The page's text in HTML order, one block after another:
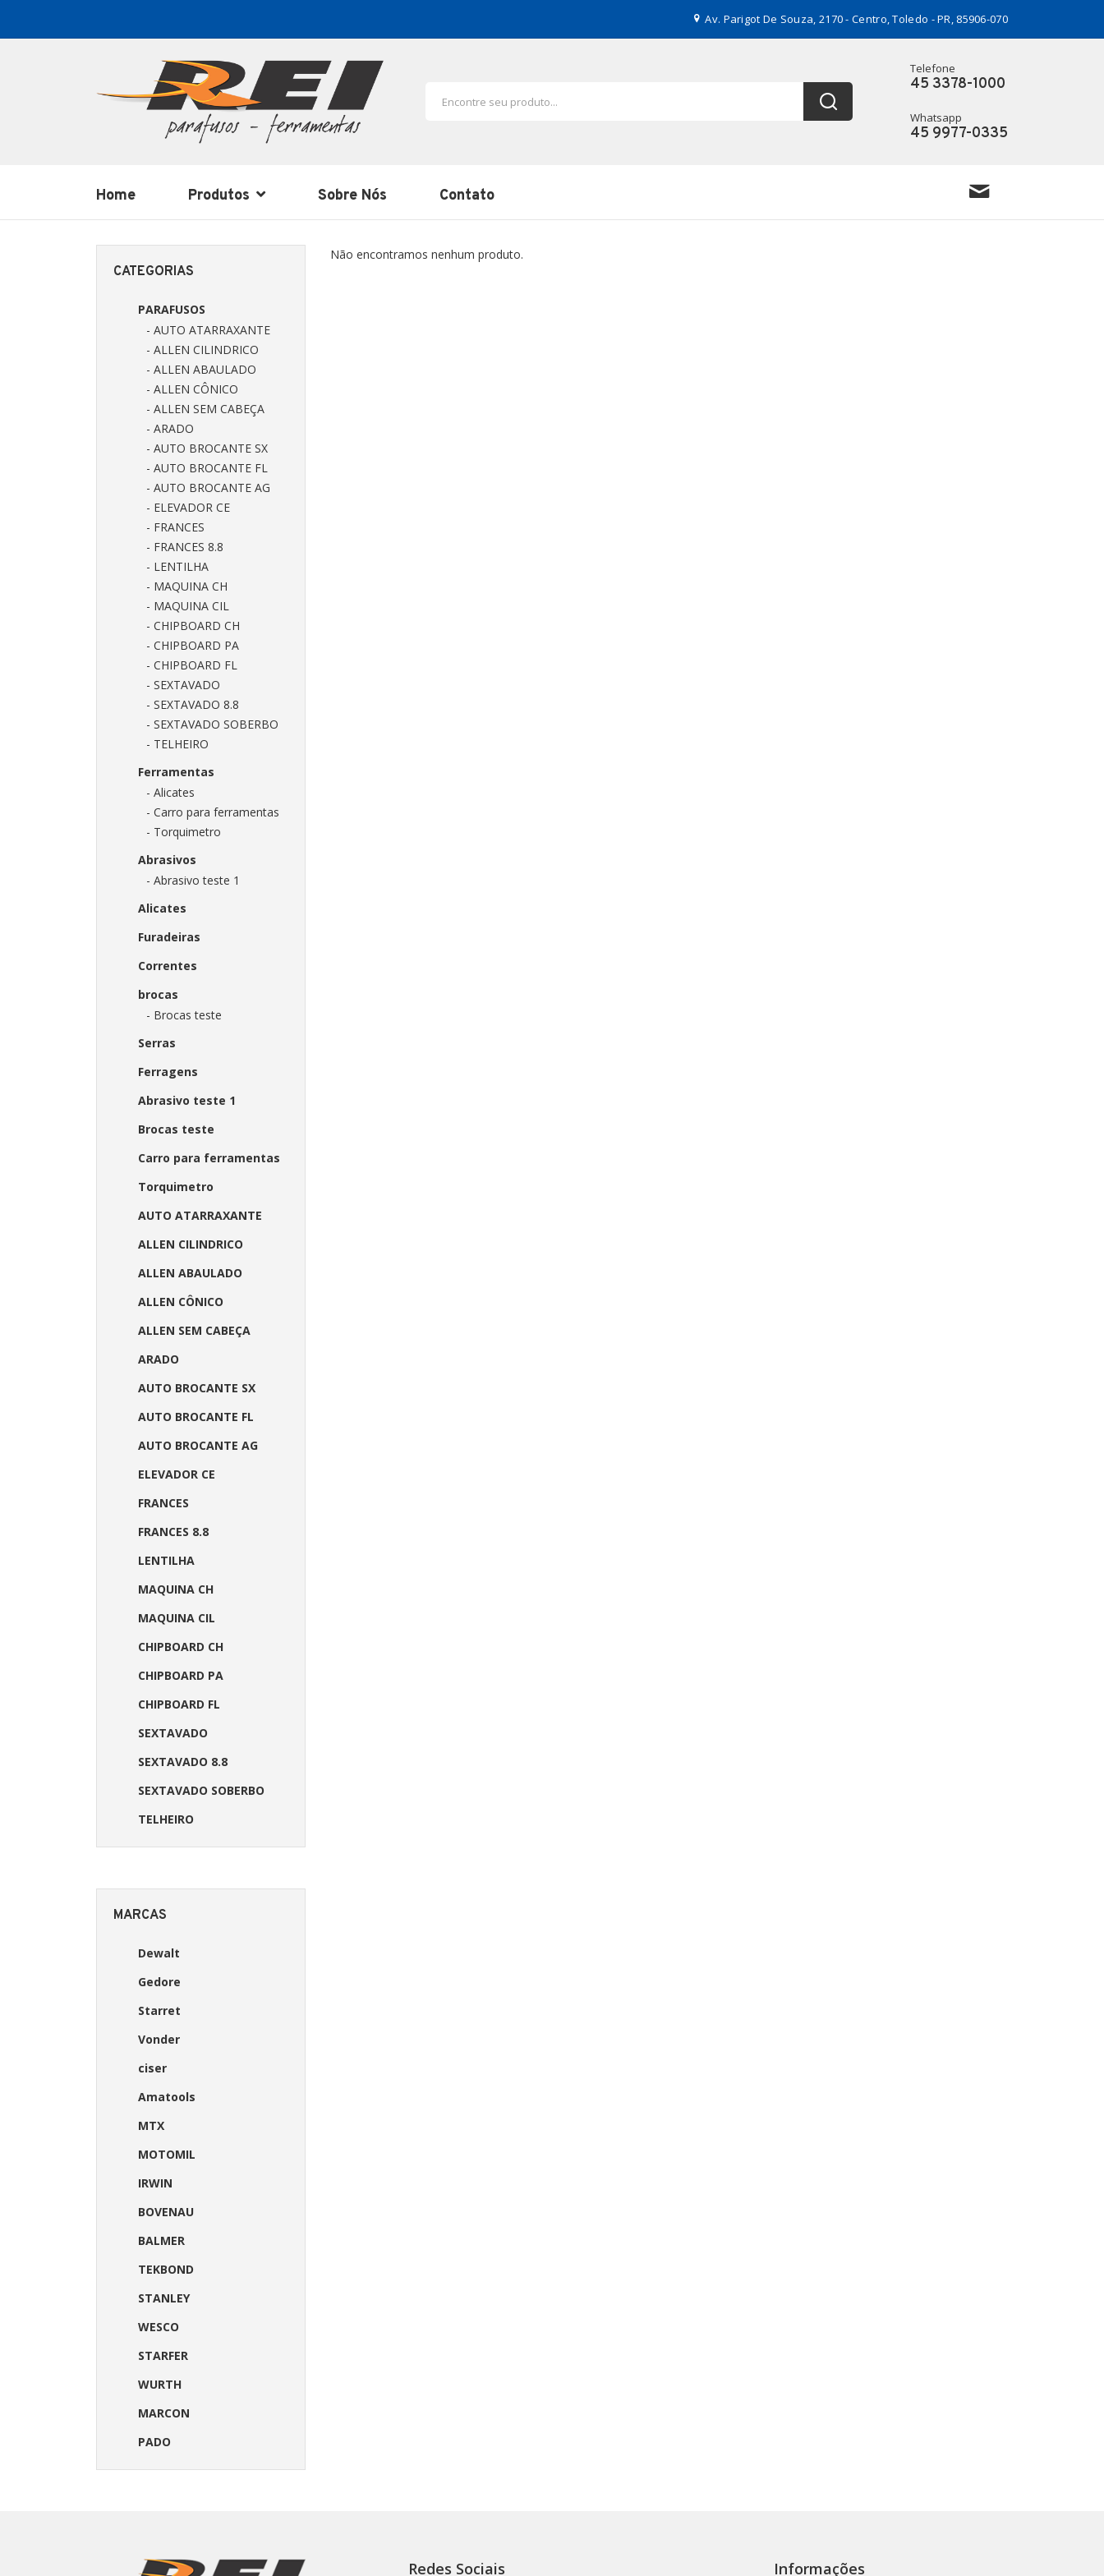
Av. Parigot De Souza, 2170 - Centro, Toledo - PR, 85906-070
Telefone
45 3378-1000
Whatsapp
45 9977-0335
Home Produtos Sobre Nós Contato
CATEGORIAS
PARAFUSOS
- AUTO ATARRAXANTE
- ALLEN CILINDRICO
- ALLEN ABAULADO
- ALLEN CÔNICO
- ALLEN SEM CABEÇA
- ARADO
- AUTO BROCANTE SX
- AUTO BROCANTE FL
- AUTO BROCANTE AG
- ELEVADOR CE
- FRANCES
- FRANCES 8.8
- LENTILHA
- MAQUINA CH
- MAQUINA CIL
- CHIPBOARD CH
- CHIPBOARD PA
- CHIPBOARD FL
- SEXTAVADO
- SEXTAVADO 8.8
- SEXTAVADO SOBERBO
- TELHEIRO
Ferramentas
- Alicates
- Carro para ferramentas
- Torquimetro
Abrasivos
- Abrasivo teste 1
Alicates
Furadeiras
Correntes
brocas
- Brocas teste
Serras
Ferragens
Abrasivo teste 1
Brocas teste
Carro para ferramentas
Torquimetro
AUTO ATARRAXANTE
ALLEN CILINDRICO
ALLEN ABAULADO
ALLEN CÔNICO
ALLEN SEM CABEÇA
ARADO
AUTO BROCANTE SX
AUTO BROCANTE FL
AUTO BROCANTE AG
ELEVADOR CE
FRANCES
FRANCES 8.8
LENTILHA
MAQUINA CH
MAQUINA CIL
CHIPBOARD CH
CHIPBOARD PA
CHIPBOARD FL
SEXTAVADO
SEXTAVADO 8.8
SEXTAVADO SOBERBO
TELHEIRO
MARCAS
Dewalt
Gedore
Starret
Vonder
ciser
Amatools
MTX
MOTOMIL
IRWIN
BOVENAU
BALMER
TEKBOND
STANLEY
WESCO
STARFER
WURTH
MARCON
PADO
Não encontramos nenhum produto.
Redes Sociais Informações